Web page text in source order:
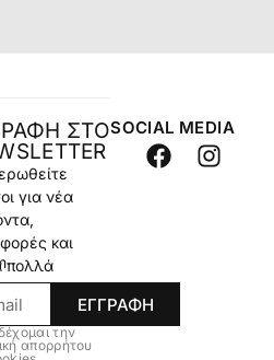
ΣΤΟ
για νέα
και
πολλά
ΕΓΓΡΑΦΗ
την
απορρήτου
SOCIAL MEDIA